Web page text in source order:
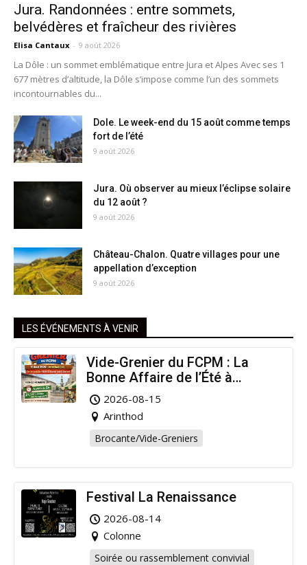
Jura. Randonnées : entre sommets,
belvédères et fraîcheur des rivières
Elisa Cantaux - 9 août 2026
La Dôle : un sommet emblématique entre Jura et Alpes Avec ses 1
677 mètres d’altitude, la Dôle s’impose comme l’un des sommets
incontournables du...
Dole. Le week-end du 15 août comme temps
fort de l’été
9 août 2026
Jura. Où observer au mieux l’éclipse solaire
du 12 août ?
9 août 2026
Château-Chalon. Quatre villages pour une
appellation d’exception
9 août 2026
LES ÉVÉNEMENTS À VENIR
Vide-Grenier du FCPM : La
Bonne Affaire de l’Été à
Arinthod !
2026-08-15
Arinthod
Brocante/Vide-Greniers
Festival La Renaissance
2026-08-14
Colonne
Soirée ou rassemblement convivial